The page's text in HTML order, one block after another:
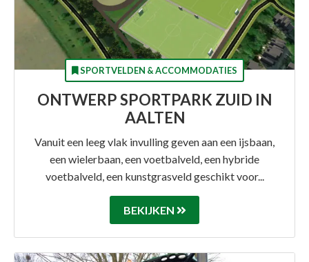
SPORTVELDEN & ACCOMMODATIES
ONTWERP SPORTPARK ZUID IN
AALTEN
Vanuit een leeg vlak invulling geven aan een ijsbaan,
een wielerbaan, een voetbalveld, een hybride
voetbalveld, een kunstgrasveld geschikt voor...
BEKIJKEN